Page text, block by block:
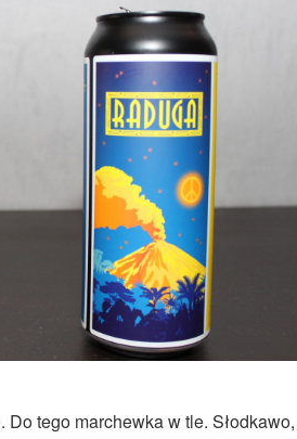
tego marchewka w tle. Słodkawo,